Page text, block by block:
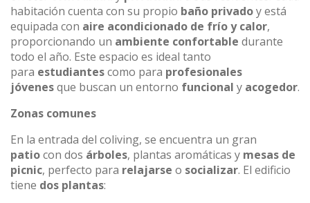
habitación cuenta con su propio baño privadoy está
equipada con aire acondicionado de frío y calor,
proporcionando un ambiente confortable durante
todo el año. Este espacio es ideal tanto
para estudiantescomo para profesionales
jóvenesque buscan un entorno funcional y acogedor.
Zonas comunes
En la entrada del coliving, se encuentra un gran
patiocon dos árboles, plantas aromáticas y mesas de
picnic, perfecto para relajarse o socializar. El edificio
tiene dos plantas: